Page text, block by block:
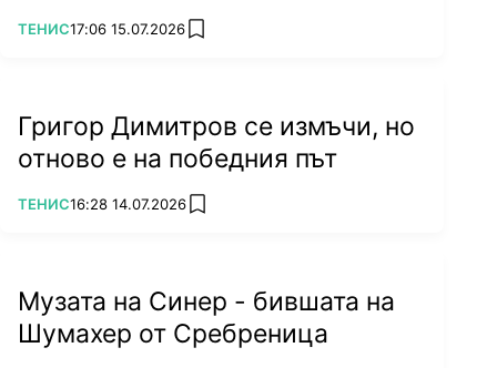
ПОВЕЧЕ ОТ
ТЕНИС17:06 15.07.2026 add favorites
Григор Димитров се измъчи, но
отново е на победния път
ПОВЕЧЕ ОТ
ТЕНИС16:28 14.07.2026 add favorites
Музата на Синер - бившата на
Шумахер от Сребреница